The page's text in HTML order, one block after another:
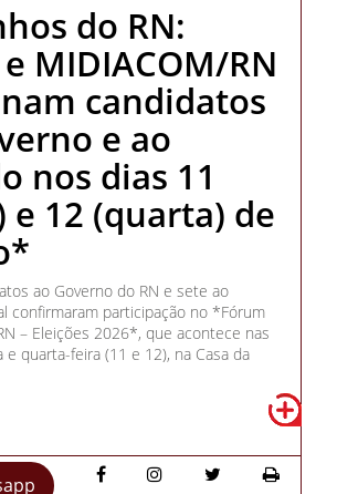
do RN:
e MIDIACOM/RN
candidatos
e ao
nos dias 11
e 12 (quarta) de
ao Governo do RN e sete ao
confirmaram participação no *Fórum
– Eleições 2026*, que acontece nas
e quarta-feira (11 e 12), na Casa da